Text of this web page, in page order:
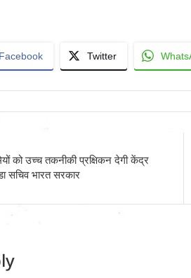
Facebook Twitter
को उच्च तकनीकी प्रक्षिकन देगी केंद्र
सचिव भारत सरकार